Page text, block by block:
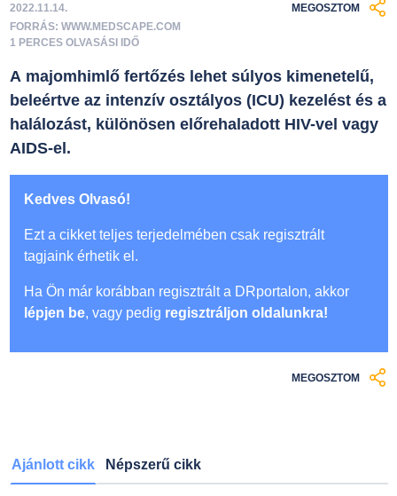
2022.11.14.
FORRÁS: WWW.MEDSCAPE.COM
1 PERCES OLVASÁSI IDŐ
MEGOSZTOM
A majomhimlő fertőzés lehet súlyos kimenetelű,
beleértve az intenzív osztályos (ICU) kezelést és a
halálozást, különösen előrehaladott HIV-vel vagy
AIDS-el.
Kedves Olvasó!
Ezt a cikket teljes terjedelmében csak regisztrált
tagjaink érhetik el.
Ha Ön már korábban regisztrált a DRportalon, akkor
lépjen be, vagy pedig regisztráljon oldalunkra!
MEGOSZTOM
Ajánlott cikk Népszerű cikk